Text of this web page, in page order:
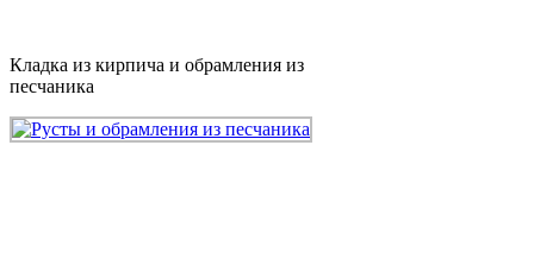
Кладка из кирпича и обрамления из
песчаника